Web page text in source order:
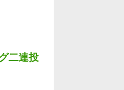
二連投